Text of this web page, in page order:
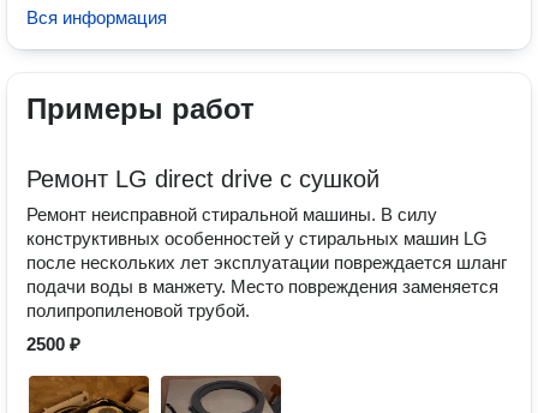
Вся информация
Примеры работ
Ремонт LG direct drive с сушкой
Ремонт неисправной стиральной машины. В силу
конструктивных особенностей у стиральных машин LG
после нескольких лет эксплуатации повреждается шланг
подачи воды в манжету. Место повреждения заменяется
полипропиленовой трубой.
2500 ₽